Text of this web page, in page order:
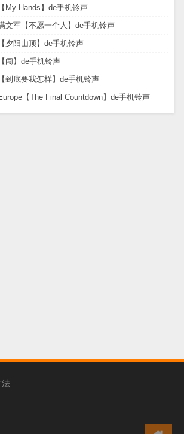
【My Hands】de手机铃声
文军【不愿一个人】de手机铃声
【夕阳山顶】de手机铃声
【闯】de手机铃声
【到底要我怎样】de手机铃声
【The Final Countdown】de手机铃声
法